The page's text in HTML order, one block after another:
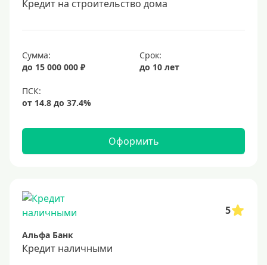
20 лет
25 лет
30 лет
Месяц
2 месяца
3 месяца
6 месяцев
Ставка
4%
6%
Кредит на строительство дома
Сумма:
до 15 000 000 ₽
Срок:
до 10 лет
Оформить
5
Альфа Банк
Кредит наличными